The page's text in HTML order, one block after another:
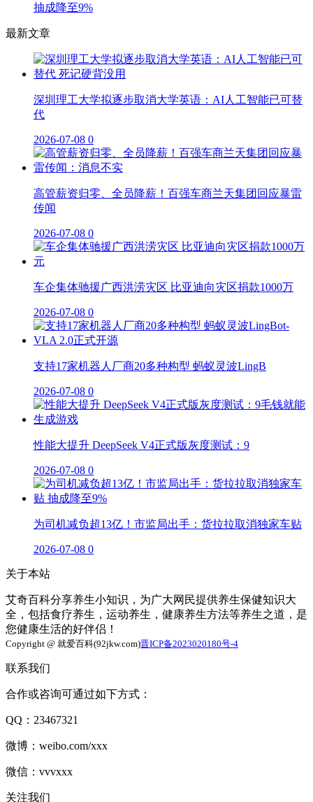
抽成降至9%
最新文章
深圳理工大学拟逐步取消大学英语：AI人工智能已可替
代
2026-07-08 0
高管薪资归零、全员降薪！百强车商兰天集团回应暴雷
传闻
2026-07-08 0
车企集体驰援广西洪涝灾区 比亚迪向灾区捐款1000万
2026-07-08 0
支持17家机器人厂商20多种构型 蚂蚁灵波LingB
2026-07-08 0
性能大提升 DeepSeek V4正式版灰度测试：9
2026-07-08 0
为司机减负超13亿！市监局出手：货拉拉取消独家车贴
2026-07-08 0
关于本站
艾奇百科分享养生小知识，为广大网民提供养生保健知识大
全，包括食疗养生，运动养生，健康养生方法等养生之道，是
您健康生活的好伴侣！
Copyright @ 就爱百科(92jkw.com)晋ICP备2023020180号-4
联系我们
合作或咨询可通过如下方式：
QQ：23467321
微博：weibo.com/xxx
微信：vvvxxx
关注我们